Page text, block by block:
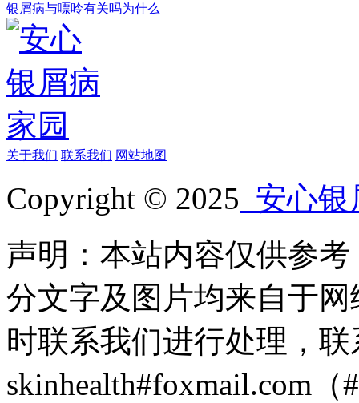
银屑病与嘌呤有关吗为什么
关于我们 联系我们 网站地图
Copyright © 2025 安心银
声明：本站内容仅供参
分文字及图片均来自于
时联系我们进行处理，
skinhealth#foxmail.com（